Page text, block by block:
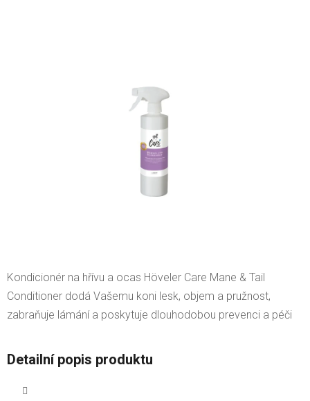
Kondicionér na hřívu a ocas Höveler Care Mane & Tail
Conditioner dodá Vašemu koni lesk, objem a pružnost,
zabraňuje lámání a poskytuje dlouhodobou prevenci a péči
Detailní popis produktu